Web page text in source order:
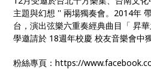
主題與幻想 ''兩場獨奏會。 2014年
台，演出弦樂六重奏經典曲目「 昇華
學邀請於 18週年校慶 校友音樂會中
粉絲專頁：https://